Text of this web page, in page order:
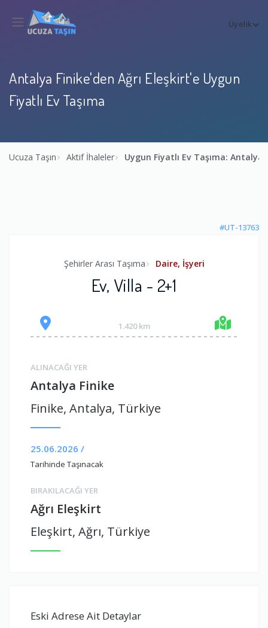
Üyelik
Antalya Finike'den Ağrı Eleşkirt'e Uygun
Fiyatlı Ev Taşıma
Ucuza Taşın Aktif İhaleler Uygun Fiyatlı Ev Taşıma:
#UT-13763
Şehirler Arası Taşıma Daire, İşyeri
Ev, Villa - 2+1
1.420 km
ALINACAĞI YER
Antalya Finike
Finike, Antalya, Türkiye
25.06.2026 /
Tarihinde Taşınacak
BIRAKILACAĞI YER
Ağrı Eleşkirt
Eleşkirt, Ağrı, Türkiye
Eski Adrese Ait Detaylar